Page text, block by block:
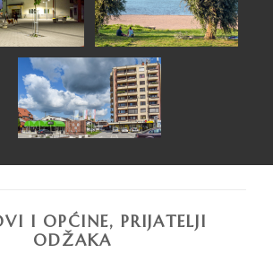
I OPĆINE, PRIJATELJI
ODŽAKA